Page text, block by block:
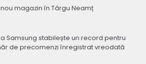
magazin în Târgu Neamț
Samsung stabilește un record pentru
de precomenzi înregistrat vreodată